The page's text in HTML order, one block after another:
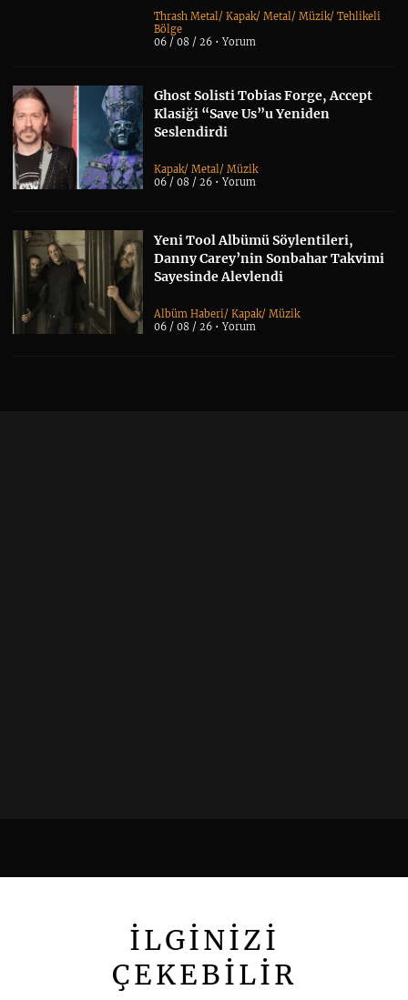
Thrash Metal /Kapak/Metal /Müzik/Tehlikeli
Bölge
06 / 08 / 26 •Yorum
Ghost Solisti Tobias Forge, Accept
Klasiği “Save Us”u Yeniden
Seslendirdi
Kapak/Metal /Müzik
06 / 08 / 26 •Yorum
Yeni Tool Albümü Söylentileri,
Danny Carey’nin Sonbahar Takvimi
Sayesinde Alevlendi
Albüm Haberi/Kapak/Müzik
06 / 08 / 26 •Yorum
İLGİNİZİ
ÇEKEBİLİR